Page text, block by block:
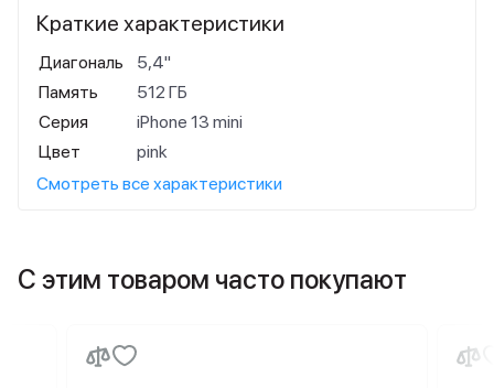
Краткие характеристики
Диагональ
5,4"
Память
512 ГБ
Серия
iPhone 13 mini
Цвет
pink
Смотреть все характеристики
С этим товаром часто покупают